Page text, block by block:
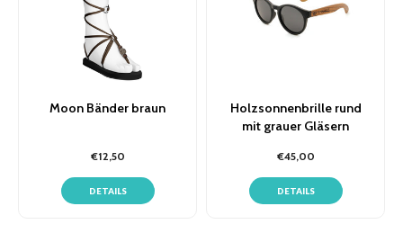
Moon Bänder braun
€12,50
DETAILS
Holzsonnenbrille rund
mit grauer Gläsern
€45,00
DETAILS